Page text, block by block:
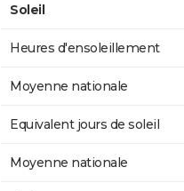
Soleil
Heures d'ensoleillement
Moyenne nationale
Equivalent jours de soleil
Moyenne nationale